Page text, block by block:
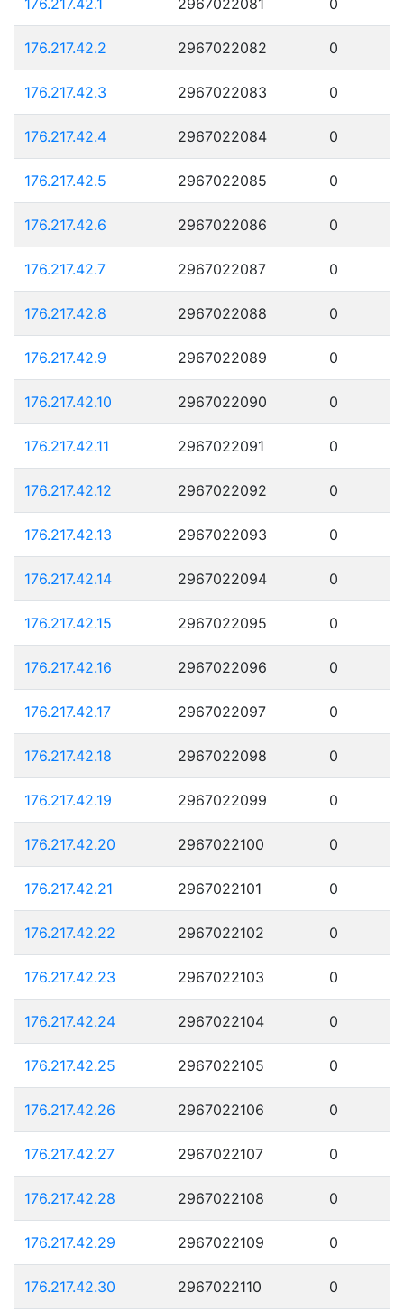
176.217.42.2 2967022082 0
176.217.42.3 2967022083 0
176.217.42.4 2967022084 0
176.217.42.5 2967022085 0
176.217.42.6 2967022086 0
176.217.42.7 2967022087 0
176.217.42.8 2967022088 0
176.217.42.9 2967022089 0
176.217.42.10 2967022090 0
176.217.42.11 2967022091 0
176.217.42.12 2967022092 0
176.217.42.13 2967022093 0
176.217.42.14 2967022094 0
176.217.42.15 2967022095 0
176.217.42.16 2967022096 0
176.217.42.17 2967022097 0
176.217.42.18 2967022098 0
176.217.42.19 2967022099 0
176.217.42.20 2967022100 0
176.217.42.21 2967022101 0
176.217.42.22 2967022102 0
176.217.42.23 2967022103 0
176.217.42.24 2967022104 0
176.217.42.25 2967022105 0
176.217.42.26 2967022106 0
176.217.42.27 2967022107 0
176.217.42.28 2967022108 0
176.217.42.29 2967022109 0
176.217.42.30 2967022110 0